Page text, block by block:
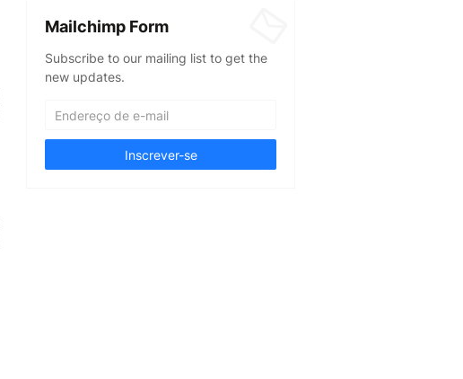
Mailchimp Form
Subscribe to our mailing list to get the
new updates.